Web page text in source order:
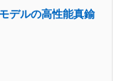
デルの高性能真鍮